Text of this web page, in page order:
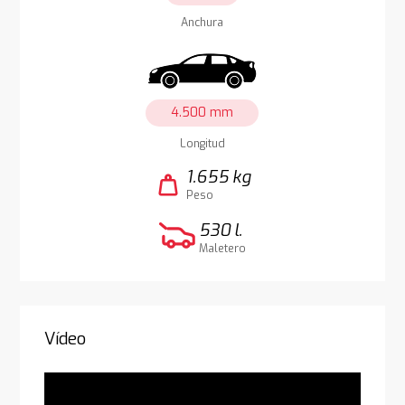
Anchura
4.500 mm
Longitud
weight 1.655 kg
Peso
530 l.
Maletero
Vídeo